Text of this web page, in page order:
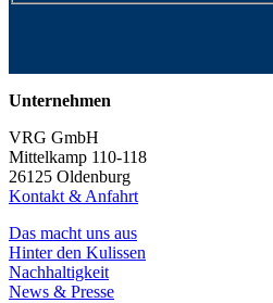
Unternehmen
VRG GmbH
Mittelkamp 110-118
26125 Oldenburg
Kontakt & Anfahrt
Das macht uns aus
Hinter den Kulissen
Nachhaltigkeit
News & Presse